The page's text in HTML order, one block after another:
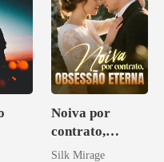
Noiva por
contrato,
obsessão eterna
Silk Mirage